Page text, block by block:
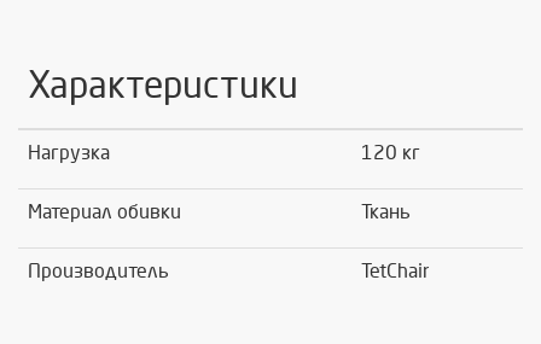
Характеристики
Нагрузка 120 кг
Материал обивки Ткань
Производитель TetChair